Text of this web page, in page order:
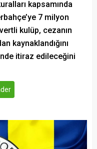
kapsamında
7 milyon
kulüp, cezanın
kaynaklandığını
itiraz edileceğini